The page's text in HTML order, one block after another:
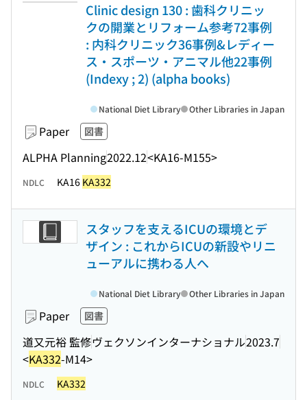
Clinic design 130 : 歯科クリニッ
クの開業とリフォーム参考72事例
: 内科クリニック36事例&レディー
ス・スポーツ・アニマル他22事例
(Indexy ; 2) (alpha books)
Paper 図書
ALPHA Planning2022.12<KA16-M155>
National Diet Library Other Libraries in Japan
NDLC KA16 KA332
スタッフを支えるICUの環境とデ
ザイン : これからICUの新設やリニ
ューアルに携わる人へ
Paper 図書
道又元裕 監修ヴェクソンインターナショナル2023.7
<KA332-M14>
National Diet Library Other Libraries in Japan
NDLC KA332